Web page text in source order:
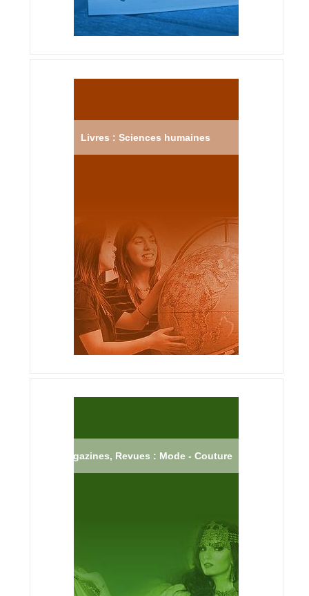
Livres : Sciences humaines
Magazines, Revues : Mode - Couture